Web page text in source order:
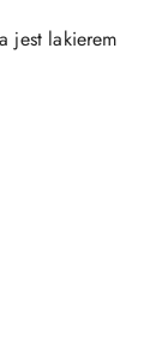
jest lakierem